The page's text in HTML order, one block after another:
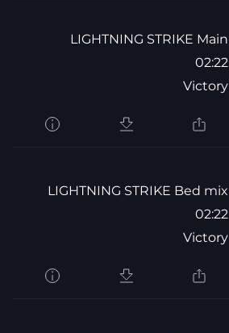
LIGHTNING STRIKE Main
02:22
Victory
LIGHTNING STRIKE Bed mix
02:22
Victory